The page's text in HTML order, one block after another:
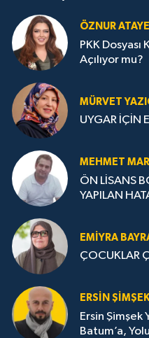
ÖZNUR
PKK
Açılıyor mu?
MÜRVET
UYGAR İÇİN
MEHMET
ÖN LİSANS
YAPILAN
EMIYRA
ÇOCUKLAR
ERSIN ŞIMŞEK
Ersin Şimşek
Batum’a,